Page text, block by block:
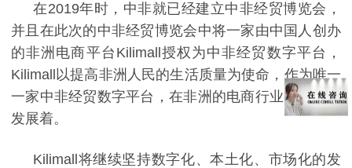
在2019年时，中非就已经建立中非经贸博览会，
并且在此次的中非经贸博览会中将一家由中国人创办
的非洲电商平台 Kilimall 授权为中非经贸数字平台，
Kilimall 以提高非洲人民的生活质量为使命，作为唯一
一家中非经贸数字平台，在非洲的电商行业中迅速的
发展着。
Kilimall将继续坚持数字化、本土化、市场化的发